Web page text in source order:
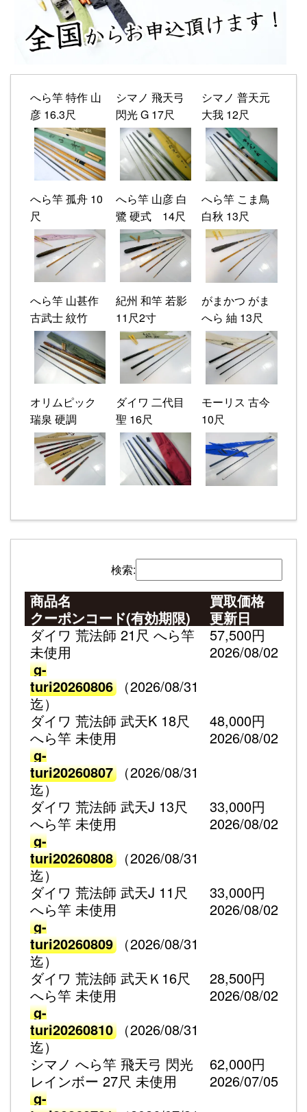
へら竿 特作 山
彦 16.3尺
シマノ 飛天弓
閃光 G 17尺
シマノ 普天元
大我 12尺
へら竿 孤舟 10
尺
へら竿 山彦 白
鷺 硬式 14尺
へら竿 こま鳥
白秋 13尺
へら竿 山甚作
古武士 紋竹
紀州 和竿 若影
11尺2寸
がまかつ がま
へら 紬 13尺
オリムピック
瑞泉 硬調
ダイワ 二代目
聖 16尺
モーリス 古今
10尺
検索:
商品名
クーポンコード(有効期限)
買取価格
更新日
ダイワ 荒法師 21尺 へら竿
未使用
g-
turi20260806
（2026/08/31
迄）
57,500円
2026/08/02
ダイワ 荒法師 武天K 18尺
へら竿 未使用
g-
turi20260807
（2026/08/31
迄）
48,000円
2026/08/02
ダイワ 荒法師 武天J 13尺
へら竿 未使用
g-
turi20260808
（2026/08/31
迄）
33,000円
2026/08/02
ダイワ 荒法師 武天J 11尺
へら竿 未使用
g-
turi20260809
（2026/08/31
迄）
33,000円
2026/08/02
ダイワ 荒法師 武天Ｋ16尺
へら竿 未使用
g-
turi20260810
（2026/08/31
迄）
28,500円
2026/08/02
シマノ へら竿 飛天弓 閃光
レインボー 27尺 未使用
g-
62,000円
2026/07/05